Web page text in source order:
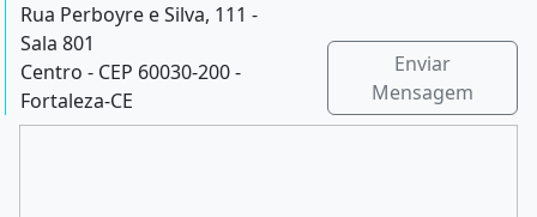
Rua Perboyre e Silva, 111 -
Sala 801
Centro - CEP 60030-200 -
Fortaleza-CE
Enviar
Mensagem